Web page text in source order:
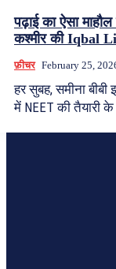
पढ़ाई का ऐसा
कश्मीर की Iqbal
फ़ीचर February 25,
हर सुबह, समीना
में NEET की तैयारी